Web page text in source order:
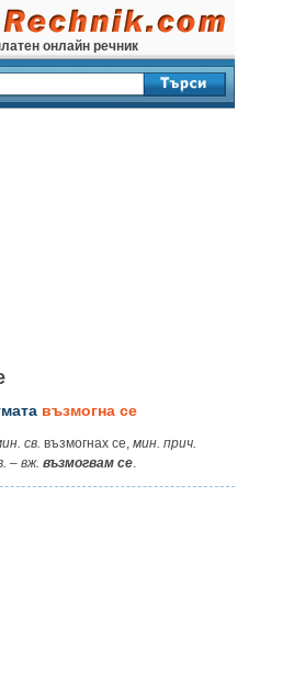
онлайн речник
възмогна се
св. възмогнах се, мин. прич.
– вж. възмогвам се.